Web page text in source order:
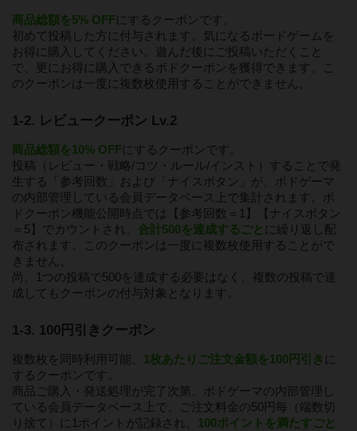
商品総額を5% OFFにするクーポンです。
初めて投稿した方に付与されます。気になるボードゲームを
お得に購入してください。遊んだ後にご投稿いただくこと
で、更にお得に購入できるボドクーポンを獲得できます。こ
のクーポンは一度に複数枚使用することができません。
1-2. レビュークーポン Lv.2
商品総額を10% OFFにするクーポンです。
投稿（レビュー・戦略/コツ・ルール/インスト）することで発
生する「参考回数」および「ナイスボタン」が、ボドゲーマ
の内部管理している会員データベース上で集計されます。ボ
ドクーポン機能公開時点では【参考回数＝1】【ナイスボタン
＝5】でカウントされ、 合計500を達成するごと に繰り返し配
布されます。このクーポンは一度に複数枚使用することがで
きません。
尚、1つの投稿で500を達成する必要はなく、複数の投稿で達
成してもクーポンの付与対象となります。
1-3. 100円引きクーポン
複数枚を同時利用可能、 1枚あたりご注文金額を100円引き に
するクーポンです。
商品ご購入・発送処理が完了次第、ボドゲーマの内部管理し
ている会員データベース上で、ご注文料金の50円毎（端数切
り捨て）に1ポイントが記録され、 100ポイントを満たすごと